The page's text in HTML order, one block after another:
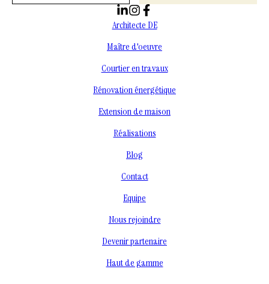
Architecte DE
Maître d'oeuvre
Courtier en travaux
Rénovation énergétique
Extension de maison
Réalisations
Blog
Contact
Equipe
Nous rejoindre
Devenir partenaire
Haut de gamme